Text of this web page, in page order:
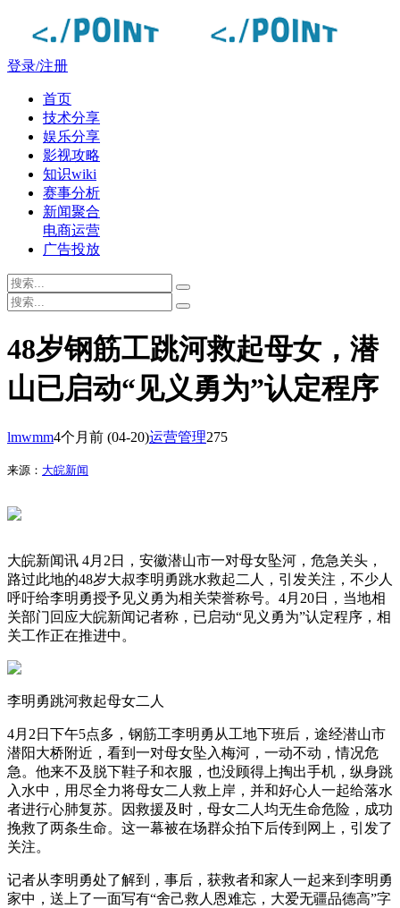
登录/注册
首页
技术分享
娱乐分享
影视攻略
知识wiki
赛事分析
新闻聚合
电商运营
广告投放
48岁钢筋工跳河救起母女，潜
山已启动“见义勇为”认定程序
lmwmm4个月前 (04-20)运营管理275
来源： 大皖新闻
大皖新闻讯 4月2日，安徽潜山市一对母女坠河，危急关头，
路过此地的48岁大叔李明勇跳水救起二人，引发关注，不少人
呼吁给李明勇授予见义勇为相关荣誉称号。4月20日，当地相
关部门回应大皖新闻记者称，已启动“见义勇为”认定程序，相
关工作正在推进中。
李明勇跳河救起母女二人
4月2日下午5点多，钢筋工李明勇从工地下班后，途经潜山市
潜阳大桥附近，看到一对母女坠入梅河，一动不动，情况危
急。他来不及脱下鞋子和衣服，也没顾得上掏出手机，纵身跳
入水中，用尽全力将母女二人救上岸，并和好心人一起给落水
者进行心肺复苏。因救援及时，母女二人均无生命危险，成功
挽救了两条生命。这一幕被在场群众拍下后传到网上，引发了
关注。
记者从李明勇处了解到，事后，获救者和家人一起来到李明勇
家中，送上了一面写有“舍己救人恩难忘，大爱无疆品德高”字